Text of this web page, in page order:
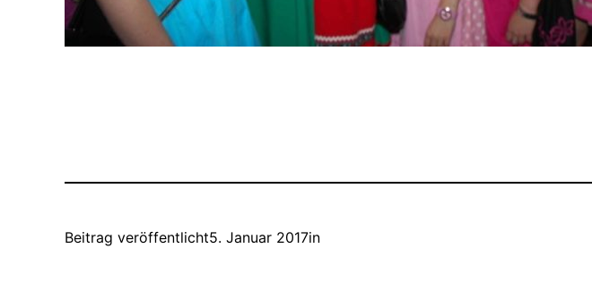
Beitrag veröffentlicht5. Januar 2017in